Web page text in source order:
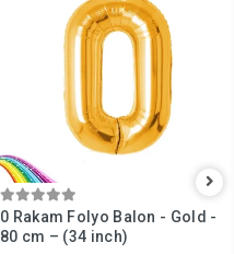
0 Rakam Folyo Balon - Gold -
80 cm – (34 inch)